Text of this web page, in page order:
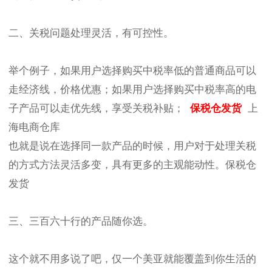
二、关税问题处理灵活，有可控性。
举个例子，如果用户选择购买中税率低的普通商品可以
走经济线，价格优惠；如果用户选择购买中税率高的电
子产品可以走优先线，享受关税补贴；
保税仓发货
上
海电商仓库
也就是说在选择同一款产品的时候，用户对于处理关税
的方式方法灵活多变，具有更多的主观能动性。保税仓
发货
三、三百六十行的产品随你选。
这个就不用多说了吧，仅一个美亚就能覆盖到你生活的